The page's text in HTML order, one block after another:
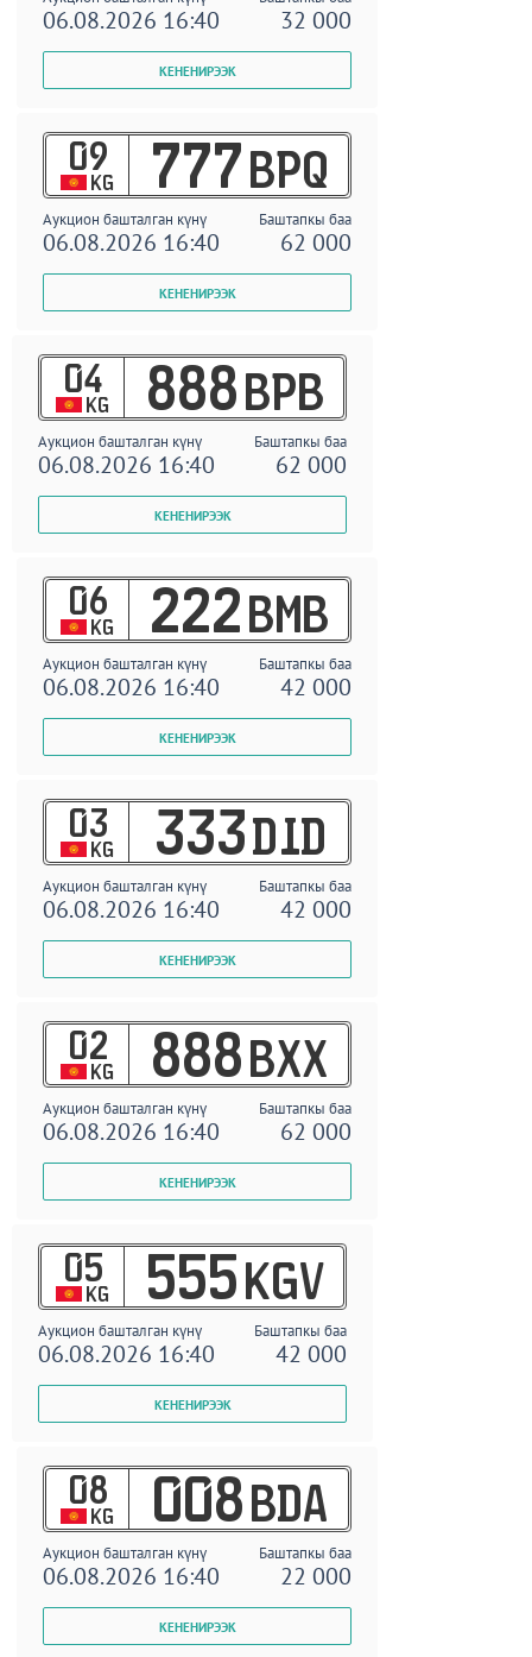
06.08.2026 16:40 32 000
09
KG 777 BPQ
Аукцион башталган күнү Баштапкы баа
06.08.2026 16:40 62 000
04
KG 888 BPB
Аукцион башталган күнү Баштапкы баа
06.08.2026 16:40 62 000
06
KG 222 BMB
Аукцион башталган күнү Баштапкы баа
06.08.2026 16:40 42 000
03
KG 333 DID
Аукцион башталган күнү Баштапкы баа
06.08.2026 16:40 42 000
02
KG 888 BXX
Аукцион башталган күнү Баштапкы баа
06.08.2026 16:40 62 000
05
KG 555 KGV
Аукцион башталган күнү Баштапкы баа
06.08.2026 16:40 42 000
08
KG 008 BDA
Аукцион башталган күнү Баштапкы баа
06.08.2026 16:40 22 000